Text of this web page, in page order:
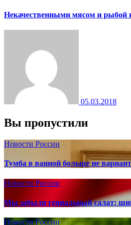
Некачественными мясом и рыбой
05.03.2018
Вы пропустили
Новости России
Тумба в ванной больше не
Новости России
Мы забыли гениальный салат:
Новости России